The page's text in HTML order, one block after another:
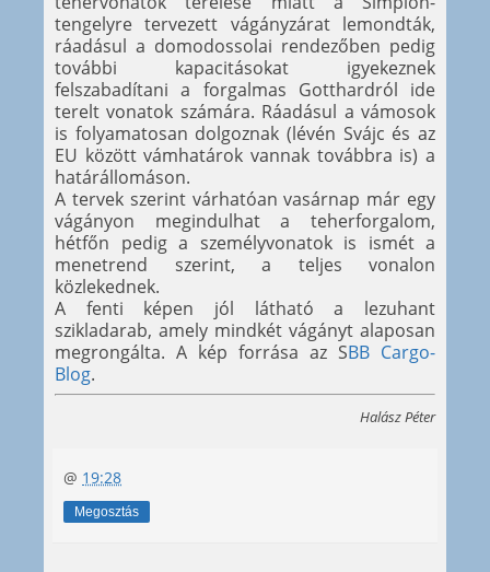
tengelyre tervezett vágányzárat lemondták,
ráadásul a domodossolai rendezőben pedig
további kapacitásokat igyekeznek
felszabadítani a forgalmas Gotthardról ide
terelt vonatok számára. Ráadásul a vámosok
is folyamatosan dolgoznak (lévén Svájc és az
EU között vámhatárok vannak továbbra is) a
határállomáson.
A tervek szerint várhatóan vasárnap már egy
vágányon megindulhat a teherforgalom,
hétfőn pedig a személyvonatok is ismét a
menetrend szerint, a teljes vonalon
közlekednek.
A fenti képen jól látható a lezuhant
szikladarab, amely mindkét vágányt alaposan
megrongálta. A kép forrása az SBB Cargo-
Blog.
Halász Péter
@ 19:28
Megosztás